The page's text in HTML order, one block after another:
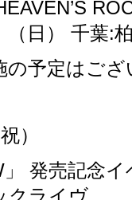
（日） 千葉:
の予定はご
祝）
」
発売記念イ